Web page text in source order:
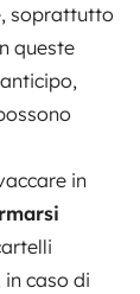
soprattutto
queste
in
caso di